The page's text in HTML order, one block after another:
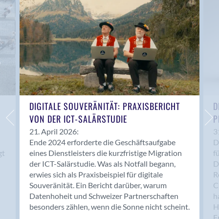
Anwil
Appenzell
Au SG
Baar
Baden
Balsthal
Balzers
Basel
Bassersdorf
Belp
Bendern
Benken (SG)
Bergdietikon
Berlin
Bern
Bern - Liebefeld
DIGITALE SOUVERÄNITÄT: PRAXISBERICHT
VON DER ICT-SALÄRSTUDIE
21. April 2026:
Ende 2024 erforderte die Geschäftsaufgabe
eines Dienstleisters die kurzfristige Migration
der ICT-Salärstudie. Was als Notfall begann,
erwies sich als Praxisbeispiel für digitale
Souveränität. Ein Bericht darüber, warum
Datenhoheit und Schweizer Partnerschaften
besonders zählen, wenn die Sonne nicht scheint.